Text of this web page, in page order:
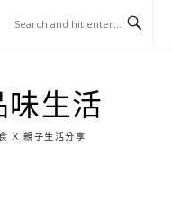
生活
X 親子生活分享